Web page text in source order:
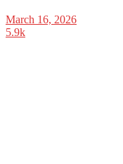
March 16, 2026
5.9k